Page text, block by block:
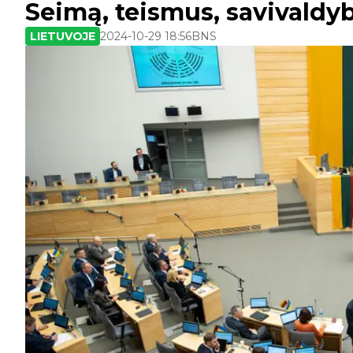
Seimą, teismus,
LIETUVOJE 2024-10-29 18:56BNS